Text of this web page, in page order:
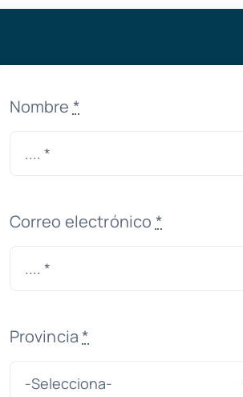
Nombre *
Correo electrónico *
Provincia*